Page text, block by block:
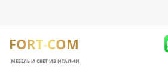
FORT-COM
МЕБЕЛЬ И СВЕТ ИЗ ИТАЛИИ